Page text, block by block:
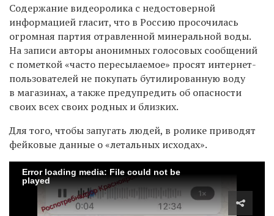
Содержание видеоролика с недостоверной
информацией гласит, что в Россию просочилась
огромная партия отравленной минеральной воды.
На записи авторы анонимных голосовых сообщений
с пометкой «часто пересылаемое» просят интернет-
пользователей не покупать бутилированную воду
в магазинах, а также предупредить об опасности
своих всех своих родных и близких.
Для того, чтобы запугать людей, в ролике приводят
фейковые данные о «летальных исходах».
Error loading media: File could not be
played